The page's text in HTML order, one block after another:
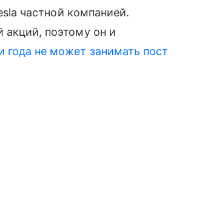
частной компанией.
акций, поэтому он и
года не может занимать пост